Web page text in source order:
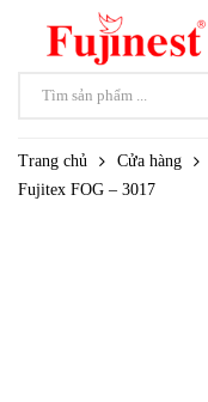
Trang chủ Cửa hàng
Fujitex FOG – 3017